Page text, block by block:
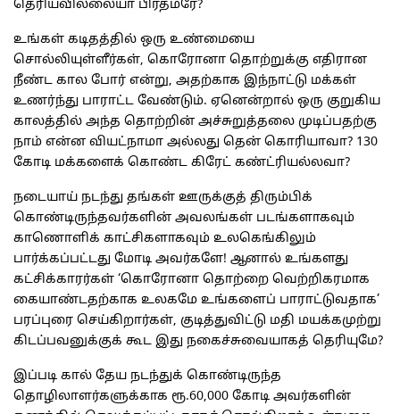
தெரியவில்லையா பிரதமரே?
உங்கள் கடிதத்தில் ஒரு உண்மையை
சொல்லியுள்ளீர்கள், கொரோனா தொற்றுக்கு எதிரான
நீண்ட கால போர் என்று, அதற்காக இந்நாட்டு மக்கள்
உணர்ந்து பாராட்ட வேண்டும். ஏனென்றால் ஒரு குறுகிய
காலத்தில் அந்த தொற்றின் அச்சுறுத்தலை முடிப்பதற்கு
நாம் என்ன வியட்நாமா அல்லது தென் கொரியாவா? 130
கோடி மக்களைக் கொண்ட கிரேட் கண்ட்ரியல்லவா?
நடையாய் நடந்து தங்கள் ஊருக்குத் திரும்பிக்
கொண்டிருந்தவர்களின் அவலங்கள் படங்களாகவும்
காணொளிக் காட்சிகளாகவும் உலகெங்கிலும்
பார்க்கப்பட்டது மோடி அவர்களே! ஆனால் உங்களது
கட்சிக்காரர்கள் ‘கொரோனா தொற்றை வெற்றிகரமாக
கையாண்டதற்காக உலகமே உங்களைப் பாராட்டுவதாக’
பரப்புரை செய்கிறார்கள், குடித்துவிட்டு மதி மயக்கமுற்று
கிடப்பவனுக்குக் கூட இது நகைச்சுவையாகத் தெரியுமே?
இப்படி கால் தேய நடந்துக் கொண்டிருந்த
தொழிலாளர்களுக்காக ரூ.60,000 கோடி அவர்களின்